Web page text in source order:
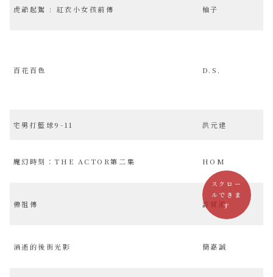
虎爺起駕 : 紅衣小女孩前傳 柚子
百花百色 D.S.
宅男打籃球9-11 洪元建
魔幻時刻：THE ACTOR第二集 HOM
佛祖傳 許貿淞
消逝的後街光影 簡嘉誠
スクロー
ルできま
す